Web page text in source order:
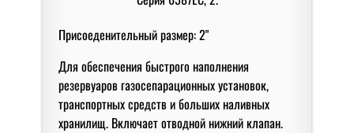
Присоеденительный размер: 2"
Для обеспечения быстрого наполнения
резервуаров газосепарационных установок,
транспортных средств и больших наливных
хранилищ. Включает отводной нижний клапан.